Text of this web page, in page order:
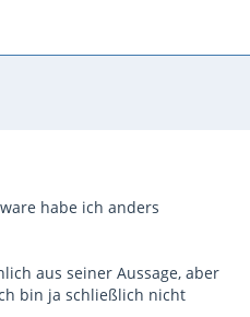
habe ich anders
aus seiner Aussage, aber
bin ja schließlich nicht